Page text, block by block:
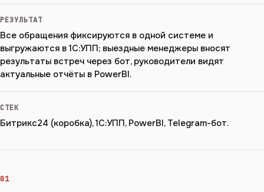
РЕЗУЛЬТАТ
Все обращения фиксируются в одной системе и
выгружаются в 1С:УПП; выездные менеджеры вносят
результаты встреч через бот, руководители видят
актуальные отчёты в PowerBI.
СТЕК
Битрикс24 (коробка), 1С:УПП, PowerBI, Telegram-бот.
01